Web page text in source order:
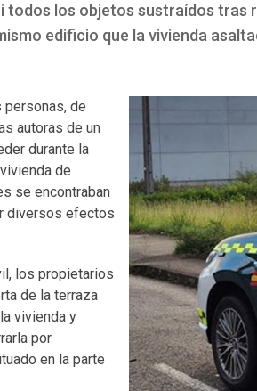
todos los objetos sustraídos tras
edificio que la vivienda
personas, de
autoras de un
durante la
de
se encontraban
diversos efectos
los propietarios
de la terraza
vivienda y
por
en la parte